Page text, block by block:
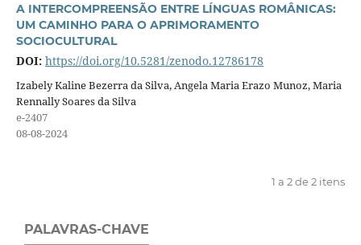
A INTERCOMPREENSÃO ENTRE LÍNGUAS ROMÂNICAS:
UM CAMINHO PARA O APRIMORAMENTO
SOCIOCULTURAL
DOI: https://doi.org/10.5281/zenodo.12786178
Izabely Kaline Bezerra da Silva, Angela Maria Erazo Munoz, Maria
Rennally Soares da Silva
e-2407
08-08-2024
1 a 2 de 2 itens
PALAVRAS-CHAVE